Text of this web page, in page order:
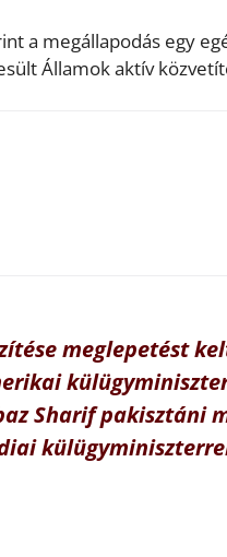
a megállapodás egy
Államok aktív
meglepetést
Sharif pakisztáni